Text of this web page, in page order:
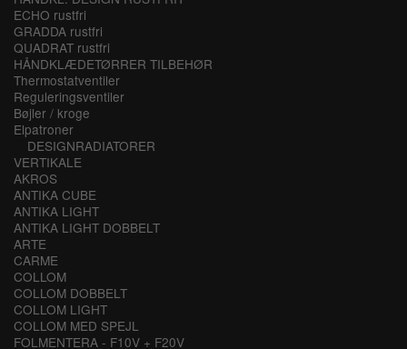
ECHO rustfri
GRADDA rustfri
QUADRAT rustfri
HÅNDKLÆDETØRRER TILBEHØR
Thermostatventiler
Reguleringsventiler
Bøjler / kroge
Elpatroner
DESIGNRADIATORER
VERTIKALE
AKROS
ANTIKA CUBE
ANTIKA LIGHT
ANTIKA LIGHT DOBBELT
ARTE
CARME
COLLOM
COLLOM DOBBELT
COLLOM LIGHT
COLLOM MED SPEJL
FOLMENTERA - F10V + F20V